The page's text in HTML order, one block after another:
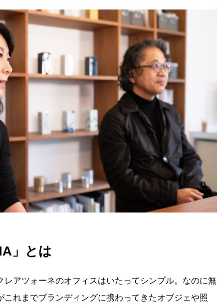
」とは
アツォーネのオフィスはいたってシンプル。なのに無
れまでブランディングに携わってきたオブジェや照